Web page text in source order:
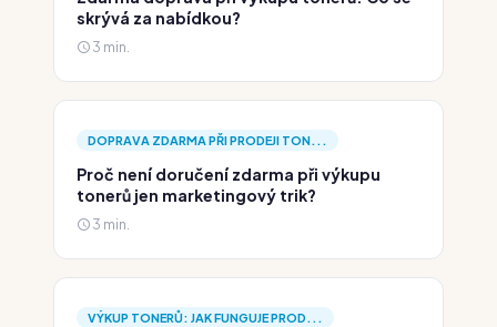
skrývá za nabídkou?
3 min.
DOPRAVA ZDARMA PŘI PRODEJI TON...
Proč není doručení zdarma při výkupu
tonerů jen marketingový trik?
3 min.
VÝKUP TONERŮ: JAK FUNGUJE PROD...